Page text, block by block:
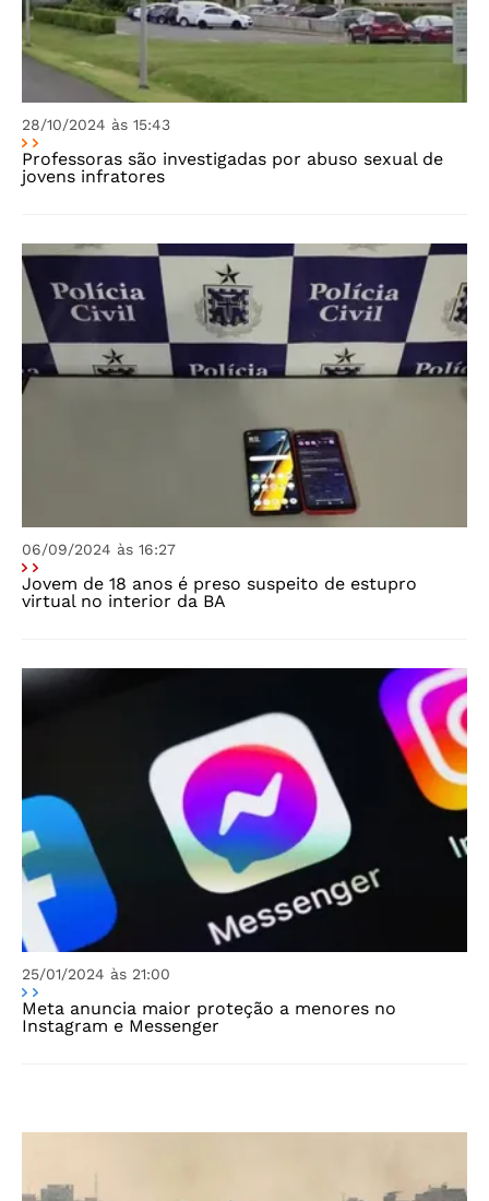
28/10/2024 às 15:43
Professoras são investigadas por abuso sexual de
jovens infratores
06/09/2024 às 16:27
Jovem de 18 anos é preso suspeito de estupro
virtual no interior da BA
25/01/2024 às 21:00
Meta anuncia maior proteção a menores no
Instagram e Messenger